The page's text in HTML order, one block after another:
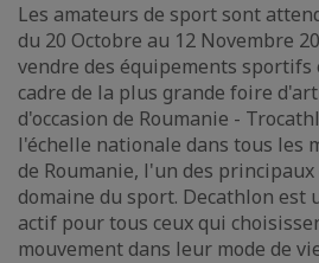
Les amateurs de sport sont
du 20 Octobre au 12 Novembre
vendre des équipements sportifs
cadre de la plus grande foire
d'occasion de Roumanie -
l'échelle nationale dans tous les
de Roumanie, l'un des
domaine du sport. Decathlon
actif pour tous ceux qui
mouvement dans leur mode de